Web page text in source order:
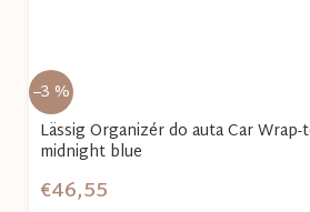
–3 %
Lässig Organizér do auta Car
midnight blue
€46,55